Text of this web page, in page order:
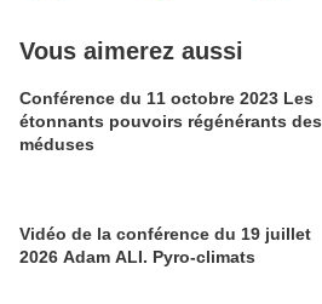
Vous aimerez aussi
Conférence du 11 octobre 2023 Les
étonnants pouvoirs régénérants des
méduses
Vidéo de la conférence du 19 juillet
2026 Adam ALI. Pyro-climats